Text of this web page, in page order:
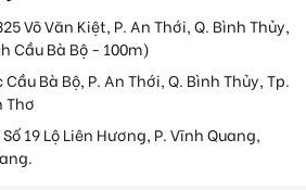
Võ Văn Kiệt, P. An Thới, Q. Bình Thủy,
Cầu Bà Bộ - 100m)
Cầu Bà Bộ, P. An Thới, Q. Bình Thủy, Tp.
Thơ
Số 19 Lộ Liên Hương, P. Vĩnh Quang,